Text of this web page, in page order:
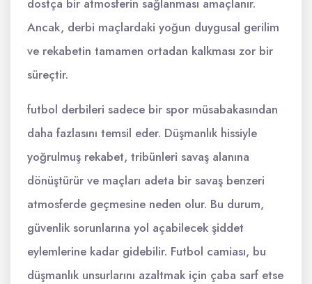
dostça bir atmosferin sağlanması amaçlanır.
Ancak, derbi maçlardaki yoğun duygusal gerilim
ve rekabetin tamamen ortadan kalkması zor bir
süreçtir.
futbol derbileri sadece bir spor müsabakasından
daha fazlasını temsil eder. Düşmanlık hissiyle
yoğrulmuş rekabet, tribünleri savaş alanına
dönüştürür ve maçları adeta bir savaş benzeri
atmosferde geçmesine neden olur. Bu durum,
güvenlik sorunlarına yol açabilecek şiddet
eylemlerine kadar gidebilir. Futbol camiası, bu
düşmanlık unsurlarını azaltmak için çaba sarf etse